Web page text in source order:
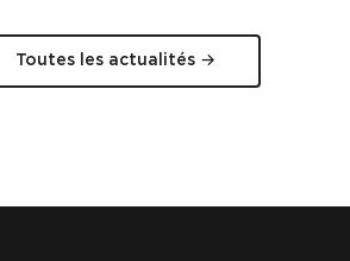
Toutes les actualités →